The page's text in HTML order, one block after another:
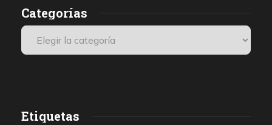
Categorías
Etiquetas